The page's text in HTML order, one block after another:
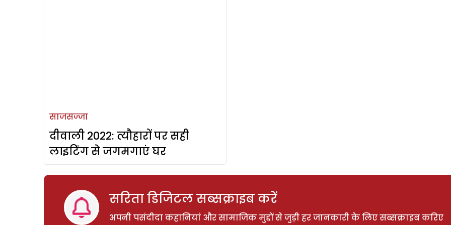
साजसज्जा
दीवाली 2022: त्यौहारों पर सही
लाइटिंग से जगमगाएं घर
सरिता डिजिटल सब्सक्राइब करें
अपनी पसंदीदा कहानियां और सामाजिक मुद्दों से जुड़ी हर जानकारी के लिए सब्सक्राइब करिए